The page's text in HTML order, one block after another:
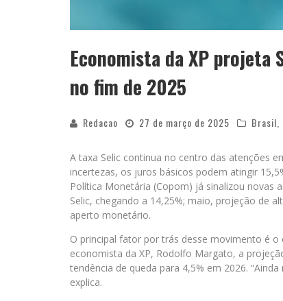
Economista da XP
no fim de 2025
Redacao 27 de março de 2025 Brasil
A taxa Selic continua no centro das atenções
incertezas, os juros básicos podem atingir
Política Monetária (Copom) já sinalizou novas
Selic, chegando a 14,25%; maio, projeção de
aperto monetário.
O principal fator por trás desse movimento é
economista da XP, Rodolfo Margato, a
tendência de queda para 4,5% em 2026.
explica.